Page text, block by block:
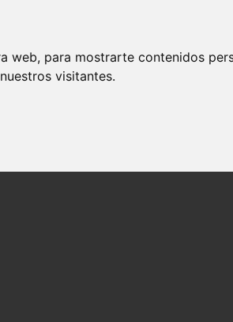
web, para mostrarte contenidos
visitantes.